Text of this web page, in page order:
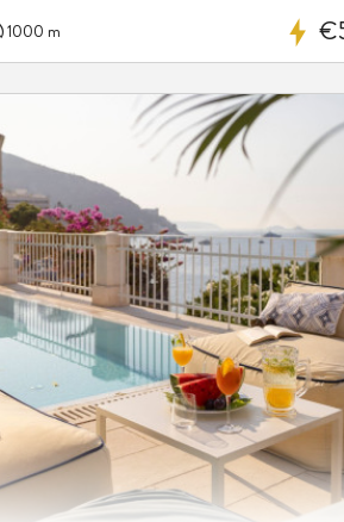
1000 m